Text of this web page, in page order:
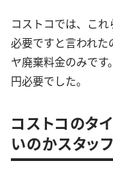
コストコでは、こ
必要ですと言われ
ヤ廃棄料金のみで
円必要でした。
コストコのタ
いのかスタッ